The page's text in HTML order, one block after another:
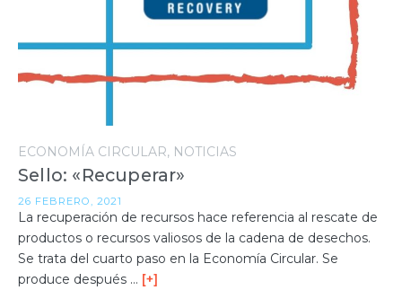
ECONOMÍA CIRCULAR NOTICIAS
Sello: «Recuperar»
26 FEBRERO, 2021
La recuperación de recursos hace referencia al rescate de
productos o recursos valiosos de la cadena de desechos.
Se trata del cuarto paso en la Economía Circular. Se
produce después … [+]